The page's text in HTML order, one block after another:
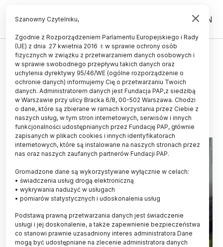
PL EN
ŚWIAT
Raport: rekordowe zniszczenia z
powodu pożarów w tym roku
14.05.2026
aktualizacja: 14.05.2026
1 minuta czytania
Szanowny Czytelniku,
Zgodnie z Rozporządzeniem Parlamentu Europejskiego i Rady
(UE) z dnia 27 kwietnia 2016 r. w sprawie ochrony osób
fizycznych w związku z przetwarzaniem danych osobowych i
w sprawie swobodnego przepływu takich danych oraz
uchylenia dyrektywy 95/46/WE (ogólne rozporządzenie o
ochronie danych) informujemy Cię o przetwarzaniu Twoich
danych. Administratorem danych jest Fundacja PAP,z siedzibą
w Warszawie przy ulicy Bracka 6/8, 00-502 Warszawa. Chodzi
o dane, które są zbierane w ramach korzystania przez Ciebie z
naszych usług, w tym stron internetowych, serwisów i innych
funkcjonalności udostępnianych przez Fundację PAP, głównie
zapisanych w plikach cookies i innych identyfikatorach
internetowych, które są instalowane na naszych stronach przez
nas oraz naszych zaufanych partnerów Fundacji PAP.
Gromadzone dane są wykorzystywane wyłącznie w celach:
• świadczenia usług drogą elektroniczną
• wykrywania nadużyć w usługach
• pomiarów statystycznych i udoskonalenia usług
Podstawą prawną przetwarzania danych jest świadczenie
usługi i jej doskonalenie, a także zapewnienie bezpieczeństwa
co stanowi prawnie uzasadniony interes administratora Dane
mogą być udostępniane na zlecenie administratora danych